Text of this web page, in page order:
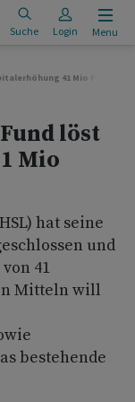
Suche Login Menu
41 Mio Franken
löst
Mio
hat seine
und
41
Mitteln will
bestehende